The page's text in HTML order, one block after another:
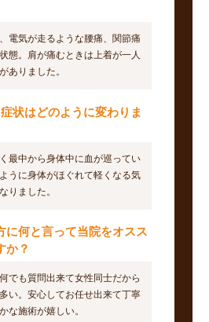
電気が走るような腰痛、関節痛
態。肩が痛むときは上着が一人
ありました。
状はどのように変わりま
最中から身体中に血が巡ってい
うに身体がほぐれて軽くなる気
りました。
に何と言って当院をオスス
か？
でも質問出来て女性同士だから
い。安心してお任せ出来て丁寧
な施術が嬉しい。